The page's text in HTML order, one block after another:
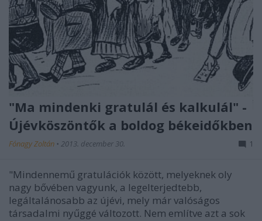
"Ma mindenki gratulál és kalkulál" -
Újévköszöntők a boldog békeidőkben
Fónagy Zoltán • 2013. december 30. 1
"Mindennemű gratulációk között, melyeknek oly
nagy bővében vagyunk, a legelterjedtebb,
legáltalánosabb az újévi, mely már valóságos
társadalmi nyűggé változott. Nem említve azt a sok